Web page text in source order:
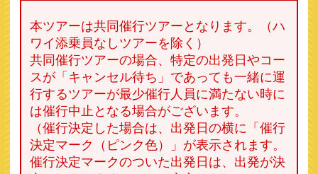
本ツアーは共同催行ツアーとなります。（ハ
ワイ添乗員なしツアーを除く）
共同催行ツアーの場合、特定の出発日やコー
スが「キャンセル待ち」であっても一緒に運
行するツアーが最少催行人員に満たない時に
は催行中止となる場合がございます。
（催行決定した場合は、出発日の横に「催行
決定マーク（ピンク色）」が表示されます。
催行決定マークのついた出発日は、出発が決